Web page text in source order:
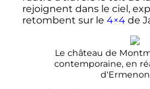
rejoignent dans le ciel,
retombent sur le 4×4de
Le château de
contemporaine, en